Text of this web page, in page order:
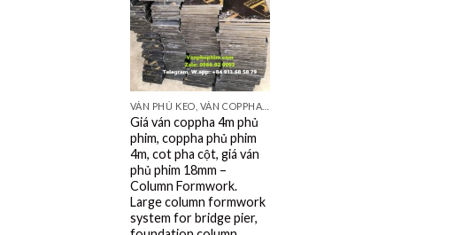
Giá ván coppha 4m phủ
phim, coppha phủ phim
4m, cot pha cột, giá ván
phủ phim 18mm –
Column Formwork.
Large column formwork
system for bridge pier,